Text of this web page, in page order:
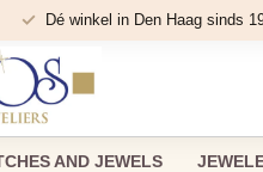
Dé winkel in Den Haag sinds
AND JEWELS